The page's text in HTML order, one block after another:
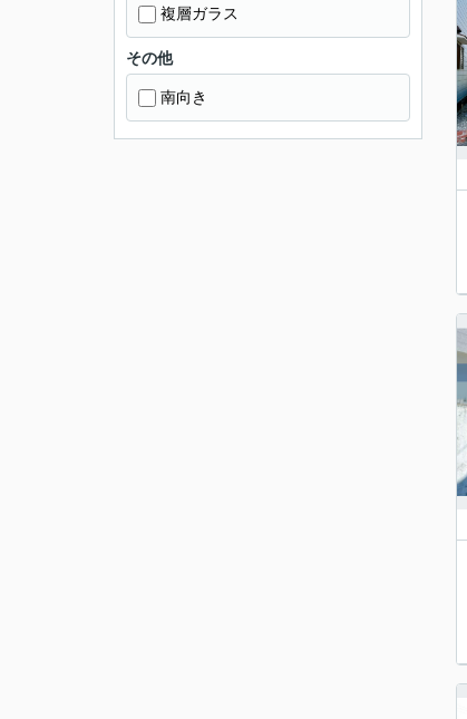
複層ガラス
その他
南向き